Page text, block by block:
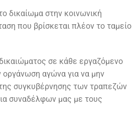
δικαίωμα στην κοινωνική
που βρίσκεται πλέον το ταμείο
σε κάθε εργαζόμενο
οργάνωση αγώνα για να μην
συγκυβέρνησης των τραπεζών
συναδέλφων μας με τους